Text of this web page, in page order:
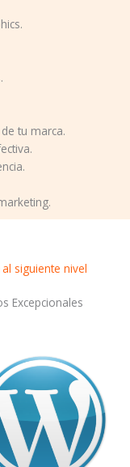
tu marca.
siguiente nivel
Excepcionales